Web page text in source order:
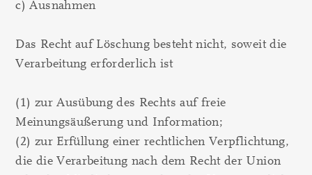
c) Ausnahmen
Das Recht auf Löschung besteht nicht, soweit die
Verarbeitung erforderlich ist
(1) zur Ausübung des Rechts auf freie
Meinungsäußerung und Information;
(2) zur Erfüllung einer rechtlichen Verpflichtung,
die die Verarbeitung nach dem Recht der Union